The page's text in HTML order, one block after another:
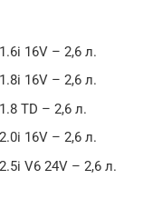
16V – 2,6 л.
16V – 2,6 л.
TD – 2,6 л.
16V – 2,6 л.
V6 24V – 2,6 л.